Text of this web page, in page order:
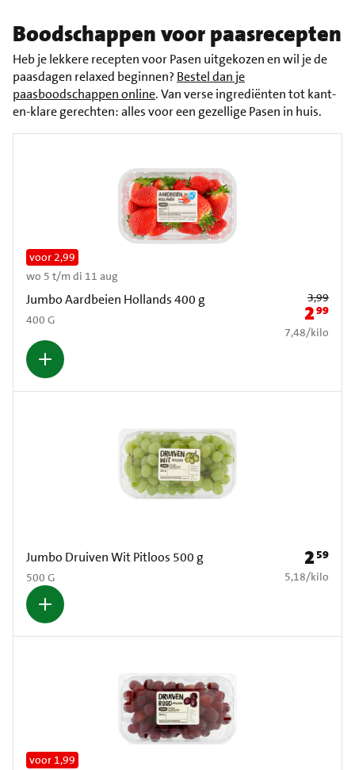
Boodschappen voor paasrecepten
Heb je lekkere recepten voor Pasen uitgekozen en wil je de
paasdagen relaxed beginnen? Bestel dan je
paasboodschappen online. Van verse ingrediënten tot kant-
en-klare gerechten: alles voor een gezellige Pasen in huis.
Jumbo Aardbeien Hollands 400 g
400 G
voor 2,99
wo 5 t/m di 11 aug
Oude prijs: €
3,99
Nieuwe
299
€ 7,48 per kilo
7,48/kilo
Jumbo Druiven Wit Pitloos 500 g
500 G
Prijs: €
259
€ 5,18 per kilo
5,18/kilo
voor 1,99